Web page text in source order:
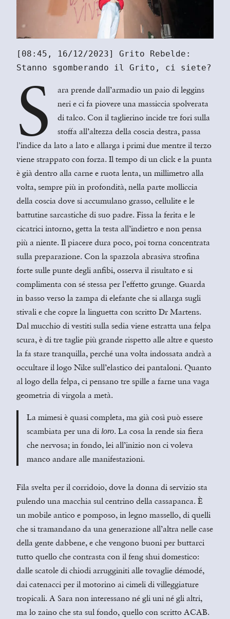
[08:45, 16/12/2023] Grito Rebelde:
Stanno sgomberando il Grito, ci siete?
S
ara prende dall’armadio un paio di leggins
neri e ci fa piovere una massiccia spolverata
di talco. Con il taglierino incide tre fori sulla
stoffa all’altezza della coscia destra, passa
l’indice da lato a lato e allarga i primi due mentre il terzo
viene strappato con forza. Il tempo di un click e la punta
è già dentro alla carne e ruota lenta, un millimetro alla
volta, sempre più in profondità, nella parte molliccia
della coscia dove si accumulano grasso, cellulite e le
battutine sarcastiche di suo padre. Fissa la ferita e le
cicatrici intorno, getta la testa all’indietro e non pensa
più a niente. Il piacere dura poco, poi torna concentrata
sulla preparazione. Con la spazzola abrasiva strofina
forte sulle punte degli anfibi, osserva il risultato e si
complimenta con sé stessa per l’effetto grunge. Guarda
in basso verso la zampa di elefante che si allarga sugli
stivali e che copre la linguetta con scritto Dr Martens.
Dal mucchio di vestiti sulla sedia viene estratta una felpa
scura, è di tre taglie più grande rispetto alle altre e questo
la fa stare tranquilla, perché una volta indossata andrà a
occultare il logo Nike sull’elastico dei pantaloni. Quanto
al logo della felpa, ci pensano tre spille a farne una vaga
geometria di virgola a metà.
La mimesi è quasi completa, ma già così può essere
scambiata per una di loro. La cosa la rende sia fiera
che nervosa; in fondo, lei all’inizio non ci voleva
manco andare alle manifestazioni.
Fila svelta per il corridoio, dove la donna di servizio sta
pulendo una macchia sul centrino della cassapanca. È
un mobile antico e pomposo, in legno massello, di quelli
che si tramandano da una generazione all’altra nelle case
della gente dabbene, e che vengono buoni per buttarci
tutto quello che contrasta con il feng shui domestico:
dalle scatole di chiodi arrugginiti alle tovaglie démodé,
dai catenacci per il motorino ai cimeli di villeggiature
tropicali. A Sara non interessano né gli uni né gli altri,
ma lo zaino che sta sul fondo, quello con scritto ACAB.